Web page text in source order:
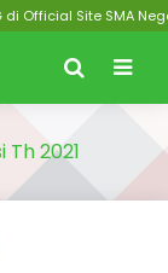
di Official Site SMA
2021